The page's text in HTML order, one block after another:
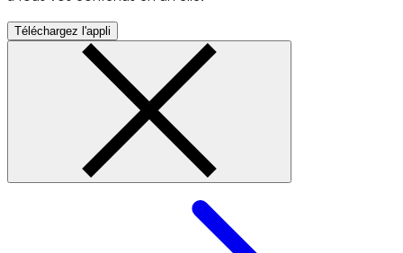
Téléchargez l'appli